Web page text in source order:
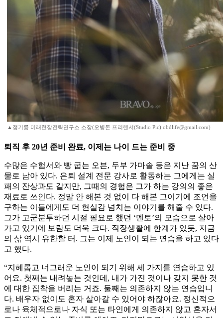
▲정기룡 미래현장전략연구소 소장(오병돈 프리랜서(Studio Pic) obdlife@gmail.com)
퇴직 후 20년 준비 완료, 이제는 나이 드는 준비 중
수많은 수험서와 빵 굽는 오븐, 두부 가마솥 등은 지난 꿈의 산
물로 남아 있다. 은퇴 설계 전문 강사로 활동하는 그에게는 실
패의 잔상과도 같지만, 그때의 경험은 그가 하는 강의의 좋은
재료로 쓰인다. 정말 안 해본 것 없이 다 해본 그이기에 조언을
구하는 이들에게도 더 현실감 넘치는 이야기를 해줄 수 있다.
그가 고군분투하던 시절 필요로 했던 ‘멘토’의 모습으로 살아
가고 있기에 보람도 더욱 크다. 직장생활에 한계가 있듯, 지금
의 삶 역시 유한할 터. 그는 이제 노인이 되는 연습을 하고 있다
고 했다.
“지혜롭고 너그러운 노인이 되기 위해 세 가지를 연습하고 있
어요. 첫째는 내려놓는 것인데, 내가 가진 것이나 갖지 못한 것
에 대한 집착을 버리는 거죠. 둘째는 의존하지 않는 연습입니
다. 배우자 없이도 혼자 살아갈 수 있어야 하잖아요. 정신적으
로나 육체적으로나 자식 또는 타인에게 의존하지 않고 혼자서